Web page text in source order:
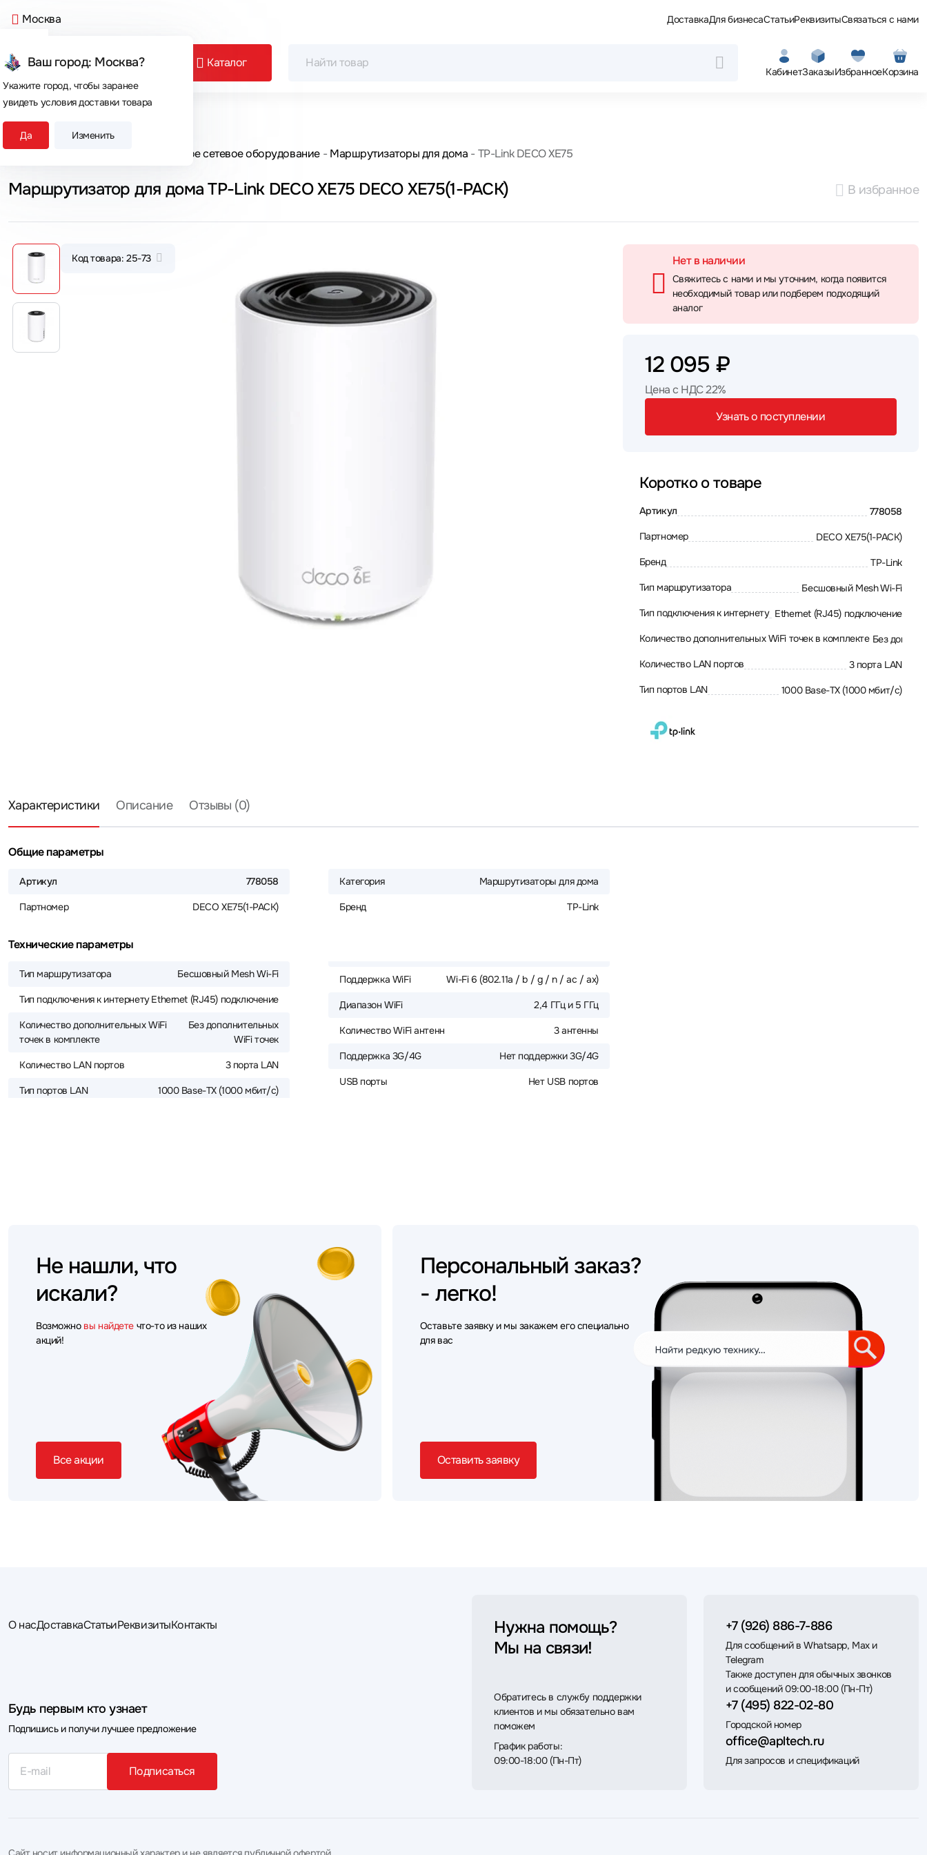
Москва
Ваш город: Москва?
Укажите город, чтобы заранее
увидеть условия доставки товара
Да Изменить
ДоставкаДля бизнесаСтатьиРеквизитыСвязаться с нами
Каталог
КабинетЗаказыИзбранноеКорзина
Сегодня покупают
Главная Активное сетевое оборудование Маршрутизаторы для дома TP-Link DECO XE75
Маршрутизатор для дома TP-Link DECO XE75 DECO XE75(1-PACK) В избранное
Код товара: 25-73 Нет в наличии
Свяжитесь с нами и мы уточним, когда появится
необходимый товар или подберем подходящий
аналог
12 095 ₽
Цена с НДС 22%
Узнать о поступлении
Коротко о товаре
Артикул 778058
Партномер DECO XE75(1-PACK)
Бренд TP-Link
Тип маршрутизатора Бесшовный Mesh Wi-Fi
Тип подключения к интернету Ethernet (RJ45) подключение
Количество дополнительных WiFi точек в комплекте Без
Количество LAN портов 3 порта LAN
Тип портов LAN 1000 Base-TX (1000 мбит/с)
Характеристики Описание Отзывы (0)
Общие параметры
Артикул 778058
Партномер DECO XE75(1-PACK)
Категория Маршрутизаторы для дома
Бренд TP-Link
Технические параметры
Тип маршрутизатора Бесшовный Mesh Wi-Fi
Тип подключения к интернетуEthernet (RJ45) подключение
Количество дополнительных WiFi
точек в комплекте
Без дополнительных
WiFi точек
Количество LAN портов 3 порта LAN
Тип портов LAN 1000 Base-TX (1000 мбит/с)
Поддержка WiFi Wi-Fi 6 (802.11a / b / g / n / ac / ax)
Диапазон WiFi 2,4 ГГц и 5 ГГц
Количество WiFi антенн 3 антенны
Поддержка 3G/4G Нет поддержки 3G/4G
USB порты Нет USB портов
Не нашли, что
искали?
Возможно вы найдете что-то из наших
акций!
Все акции
Персональный заказ?
- легко!
Оставьте заявку и мы закажем его специально
для вас
Оставить заявку
О насДоставкаСтатьиРеквизитыКонтакты
Будь первым кто узнает
Подпишись и получи лучшее предложение
Подписаться
Нужна помощь?
Мы на связи!
Обратитесь в службу поддержки
клиентов и мы обязательно вам
поможем
График работы:
09:00-18:00 (Пн-Пт)
+7 (926) 886-7-886
Для сообщений в Whatsapp, Max и
Telegram
Также доступен для обычных звонков
и сообщений 09:00-18:00 (Пн-Пт)
+7 (495) 822-02-80
Городской номер
office@apltech.ru
Для запросов и спецификаций